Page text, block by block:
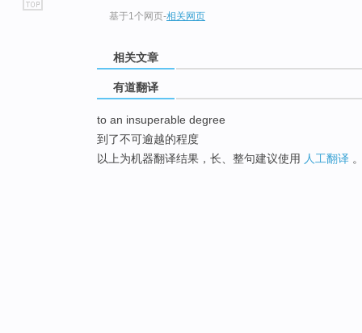
基于1个网页-相关网页
相关文章
有道翻译
to an insuperable degree
到了不可逾越的程度
以上为机器翻译结果，长、整句建议使用 人工翻译